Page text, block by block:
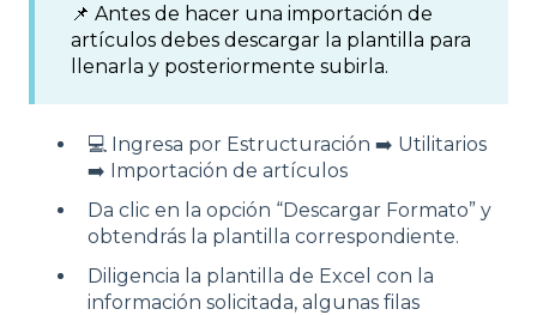
📌 Antes de hacer una importación de
artículos debes descargar la plantilla para
llenarla y posteriormente subirla.
💻 Ingresa por Estructuración ➡️ Utilitarios
➡️ Importación de artículos
Da clic en la opción “Descargar Formato” y
obtendrás la plantilla correspondiente.
Diligencia la plantilla de Excel con la
información solicitada, algunas filas